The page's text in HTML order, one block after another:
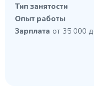
Тип занятости
Опыт работы
Зарплата от 35 000